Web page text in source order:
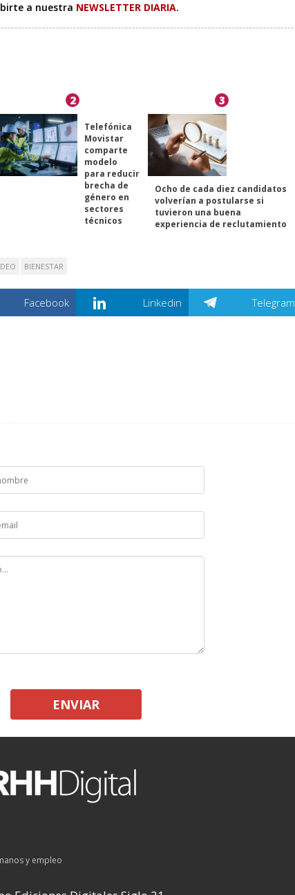
a nuestra NEWSLETTER DIARIA.
2
Telefónica
Movistar
comparte
modelo
para reducir
brecha de
género en
sectores
técnicos
3
Ocho de cada diez candidatos
volverían a postularse si
tuvieron una buena
experiencia de reclutamiento
BIENESTAR
Facebook Linkedin Telegram
ENVIAR
y empleo